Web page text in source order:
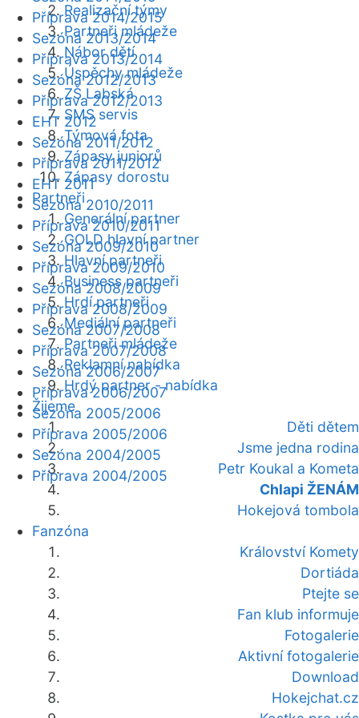
Realizační týmy
Partneři mládeže
Nábor dětí
Úspěchy mládeže
ZŠ Labská
SMS servis
Týmová fota
Zápasy juniorů
Zápasy dorostu
Partneři
Generální partner
GOLD hlavní partner
Hlavní partneři
Business partneři
Hrdí partneři
Mediální partneři
Partneři mládeže
Reklamní nabídka
Hrdý partner - nabídka
Žijeme
Děti dětem
Jsme jedna rodina
Petr Koukal a Kometa
Chlapi ŽENÁM
Hokejová tombola
Fanzóna
Království Komety
Dortiáda
Ptejte se
Fan klub informuje
Fotogalerie
Aktivní fotogalerie
Download
Hokejchat.cz
Příprava 2014/2015
Sezóna 2013/2014
Příprava 2013/2014
Sezóna 2012/2013
Příprava 2012/2013
EHT 2012
Sezóna 2011/2012
Příprava 2011/2012
EHT 2011
Sezóna 2010/2011
Příprava 2010/2011
Sezóna 2009/2010
Příprava 2009/2010
Sezóna 2008/2009
Příprava 2008/2009
Sezóna 2007/2008
Příprava 2007/2008
Sezóna 2006/2007
Příprava 2006/2007
Sezóna 2005/2006
Příprava 2005/2006
Sezóna 2004/2005
Příprava 2004/2005